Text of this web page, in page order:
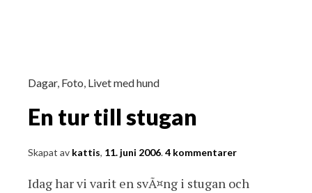
Dagar, Foto, Livet med hund
En tur till stugan
Skapat av kattis, 11. juni 2006.4 kommentarer
Idag har vi varit en svÃ¤ng i stugan och